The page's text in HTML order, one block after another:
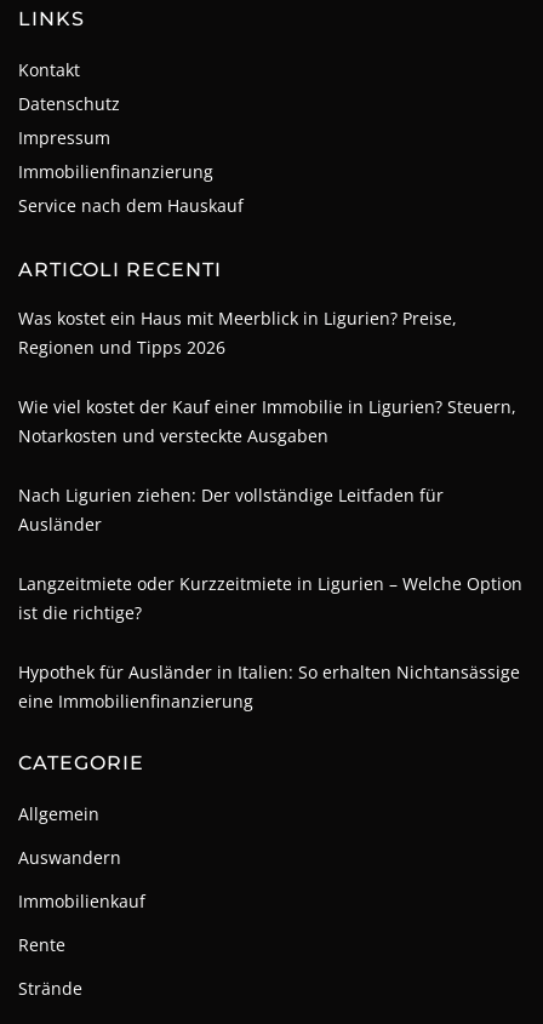
LINKS
Kontakt
Datenschutz
Impressum
Immobilienfinanzierung
Service nach dem Hauskauf
ARTICOLI RECENTI
Was kostet ein Haus mit Meerblick in Ligurien? Preise,
Regionen und Tipps 2026
Wie viel kostet der Kauf einer Immobilie in Ligurien? Steuern,
Notarkosten und versteckte Ausgaben
Nach Ligurien ziehen: Der vollständige Leitfaden für
Ausländer
Langzeitmiete oder Kurzzeitmiete in Ligurien – Welche Option
ist die richtige?
Hypothek für Ausländer in Italien: So erhalten Nichtansässige
eine Immobilienfinanzierung
CATEGORIE
Allgemein
Auswandern
Immobilienkauf
Rente
Strände